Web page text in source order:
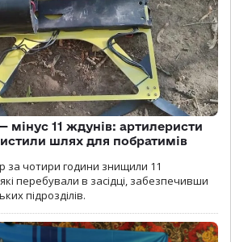
мінус 11 ждунів: артилеристи
шлях для побратимів
за чотири години знищили 11
перебували в засідці, забезпечивши
підрозділів.